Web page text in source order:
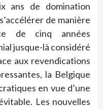
ans de domination
de manière
de cinq années
jusque-là considéré
aux revendications
la Belgique
en vue d’une
Les nouvelles